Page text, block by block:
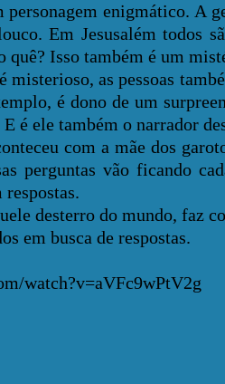
enigmático. A
Em Jesusalém todos
quê? Isso também é um
as pessoas
é dono de um
é ele também o narrador
com a mãe dos
perguntas vão ficando
desterro do mundo, faz
em busca de respostas.
watch?v=aVFc9wPtV2g